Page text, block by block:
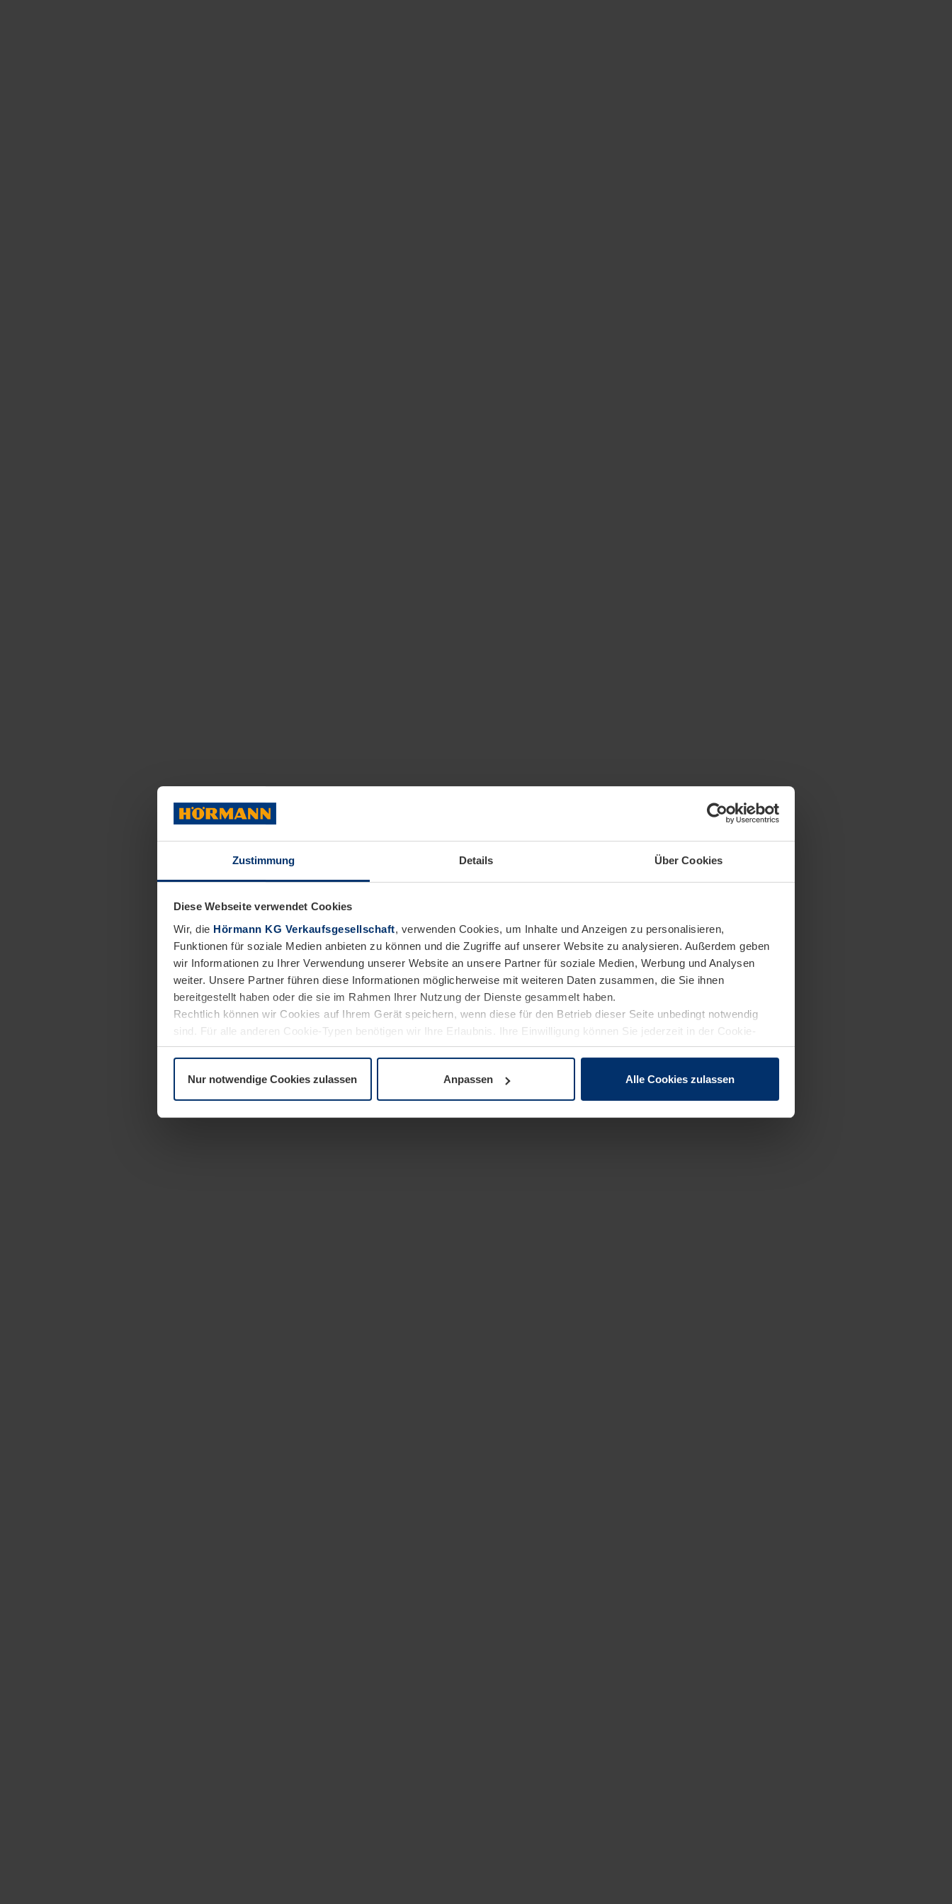
Zustimmung Details Über Cookies
Diese Webseite verwendet Cookies
Wir, die Hörmann KG Verkaufsgesellschaft, verwenden Cookies, um Inhalte und Anzeigen zu personalisieren,
Funktionen für soziale Medien anbieten zu können und die Zugriffe auf unserer Website zu analysieren. Außerdem geben
wir Informationen zu Ihrer Verwendung unserer Website an unsere Partner für soziale Medien, Werbung und Analysen
weiter. Unsere Partner führen diese Informationen möglicherweise mit weiteren Daten zusammen, die Sie ihnen
bereitgestellt haben oder die sie im Rahmen Ihrer Nutzung der Dienste gesammelt haben.
Rechtlich können wir Cookies auf Ihrem Gerät speichern, wenn diese für den Betrieb dieser Seite unbedingt notwendig
sind. Für alle anderen Cookie-Typen benötigen wir Ihre Erlaubnis. Ihre Einwilligung können Sie jederzeit in der Cookie-
Erläuterung auf der SeiteDatenschutzerklärungunserer Website ändern oder widerrufen.
Nur notwendige Cookies zulassen Anpassen Alle Cookies zulassen